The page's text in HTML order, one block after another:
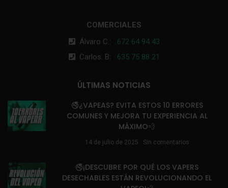
COMERCIALES
Álvaro C.: 672 64 94 43
Carlos. B: 635 75 88 21
ÚLTIMAS NOTICIAS
🚭¿VAPEAS? EVITA ESTOS 10 ERRORES
COMUNES Y MEJORA TU EXPERIENCIA AL
MÁXIMO💨
14 de julio de 2025 Sin comentarios
🚭¡DESCUBRE POR QUÉ LOS VAPERS
DESECHABLES ESTÁN REVOLUCIONANDO EL